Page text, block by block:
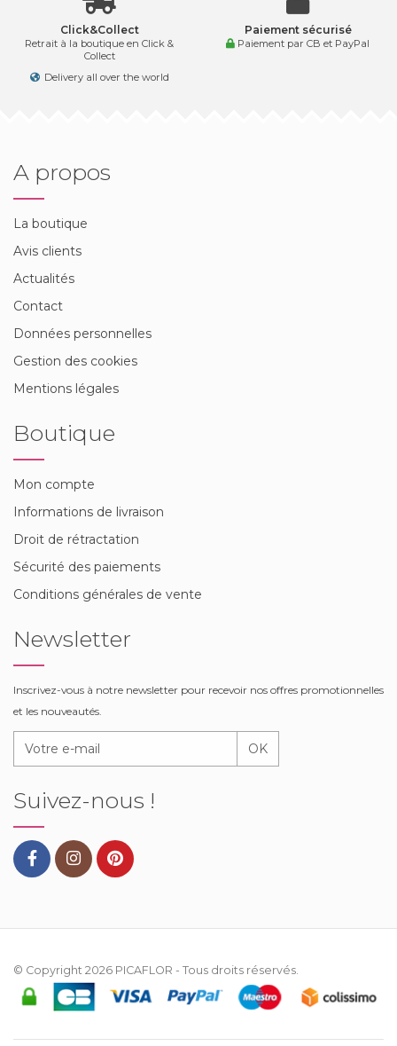
Click&Collect
Retrait à la boutique en Click &
Collect
Delivery all over the world
Paiement sécurisé
Paiement par CB et PayPal
A propos
La boutique
Avis clients
Actualités
Contact
Données personnelles
Gestion des cookies
Mentions légales
Boutique
Mon compte
Informations de livraison
Droit de rétractation
Sécurité des paiements
Conditions générales de vente
Newsletter
Inscrivez-vous à notre newsletter pour recevoir nos offres promotionnelles
et les nouveautés.
OK
Suivez-nous !
© Copyright 2026 PICAFLOR - Tous droits réservés.